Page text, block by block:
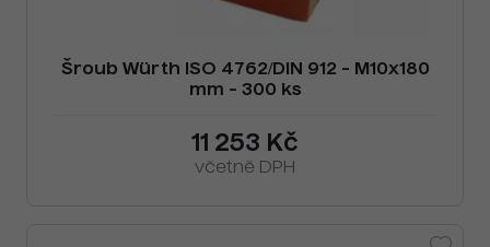
Šroub Würth ISO 4762/DIN 912 - M10x180
mm - 300 ks
11 253 Kč
včetně DPH